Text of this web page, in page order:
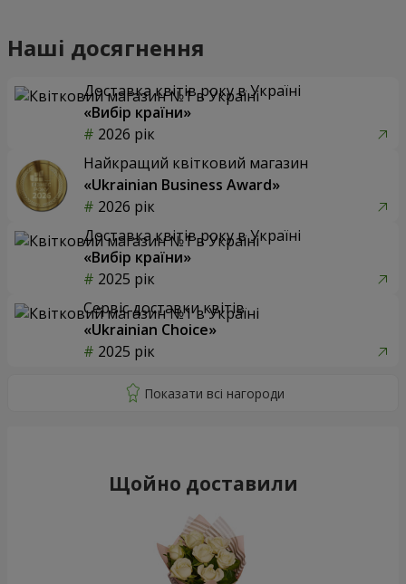
Наші досягнення
Доставка квітів року в Україні
«Вибір країни»
2026 рік
Найкращий квітковий магазин
«Ukrainian Business Award»
2026 рік
Доставка квітів року в Україні
«Вибір країни»
2025 рік
Сервіс доставки квітів
«Ukrainian Choice»
2025 рік
Щойно доставили